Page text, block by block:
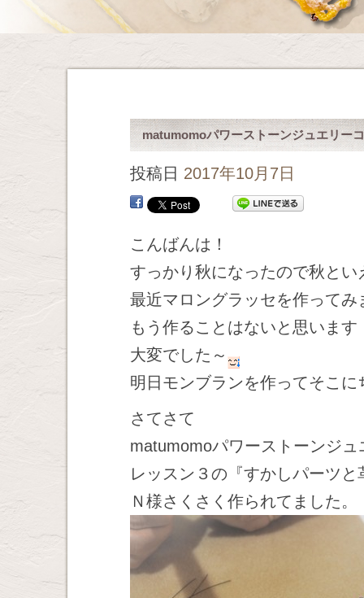
matumomoパワーストーンジュエリー
投稿日 2017年10月7日
こんばんは！
すっかり秋になったので秋とい
最近マロングラッセを作ってみ
もう作ることはないと思います
大変でした～
明日モンブランを作ってそこ
さてさて
matumomoパワーストーンジ
レッスン３の『すかしパーツ
Ｎ様さくさく作られてました。